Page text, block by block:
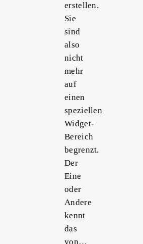
erstellen.
Sie
sind
also
nicht
mehr
auf
einen
speziellen
Widget-
Bereich
begrenzt.
Der
Eine
oder
Andere
kennt
das
von…